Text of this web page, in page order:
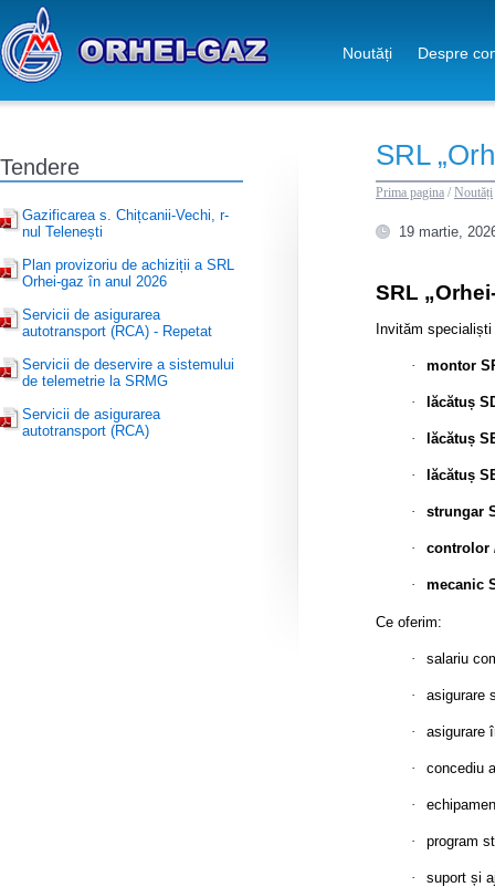
Noutăți Despre
Tendere
Gazificarea s. Chițcanii-Vechi, r-
nul Telenești
Plan provizoriu de achiziții a SRL
Orhei-gaz în anul 2026
Servicii de asigurarea
autotransport (RCA) - Repetat
Servicii de deservire a sistemului
de telemetrie la SRMG
Servicii de asigurarea
autotransport (RCA)
SRL
Prima pagina / Noutăți
19 martie,
SRL
Invităm
· montor
· lăcătuș
· lăcătuș
· lăcătuș
· strungar
· controlor
· mecanic
Ce oferim:
· salariu
· asigurare
· asigurare
· concediu
·
· program
· suport și